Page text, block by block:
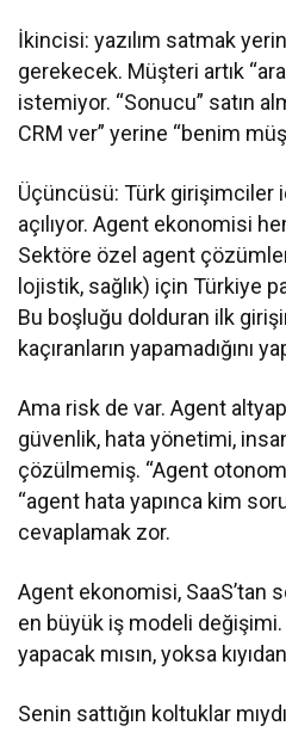
İkincisi: yazılım satmak
gerekecek. Müşteri artık
istemiyor. “Sonucu” satın
CRM ver” yerine “benim
Üçüncüsü: Türk girişimciler
açılıyor. Agent ekonomisi
Sektöre özel agent
lojistik, sağlık) için Türkiye
Bu boşluğu dolduran ilk
kaçıranların yapamadığını
Ama risk de var. Agent
güvenlik, hata yönetimi,
çözülmemiş. “Agent otonom
“agent hata yapınca kim
cevaplamak zor.
Agent ekonomisi, SaaS’tan
en büyük iş modeli
yapacak mısın, yoksa
Senin sattığın koltuklar